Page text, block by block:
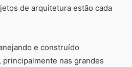
de arquitetura estão cada
e construído
nas grandes